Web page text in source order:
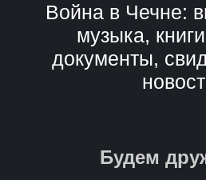
Война в Чечне:
музыка,
документы,
Будем